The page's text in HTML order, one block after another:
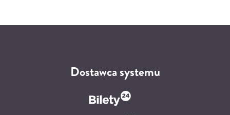
Dostawca systemu